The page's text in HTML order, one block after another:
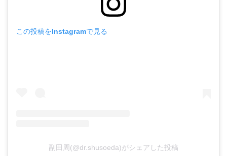
この投稿をInstagramで見る
副田周(@dr.shusoeda)がシェアした投稿